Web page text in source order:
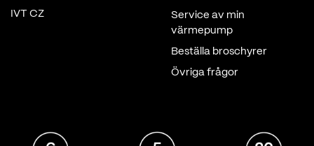
IVT CZ
Service av min
värmepump
Beställa broschyrer
Övriga frågor